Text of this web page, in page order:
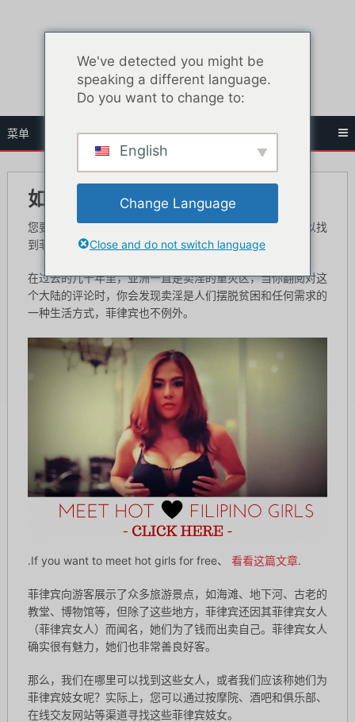
菜单
如何寻找菲律宾妓女
您要来菲律宾吗？在本指南中，您将找到在马尼拉哪里可以找
到菲律宾妓女。
在过去的几十年里，亚洲一直是卖淫的重灾区，当你翻阅对这
个大陆的评论时，你会发现卖淫是人们摆脱贫困和任何需求的
一种生活方式，菲律宾也不例外。
.If you want to meet hot girls for free、 看看这篇文章.
菲律宾向游客展示了众多旅游景点，如海滩、地下河、古老的
教堂、博物馆等，但除了这些地方，菲律宾还因其菲律宾女人
（菲律宾女人）而闻名，她们为了钱而出卖自己。菲律宾女人
确实很有魅力，她们也非常善良好客。
那么，我们在哪里可以找到这些女人，或者我们应该称她们为
菲律宾妓女呢？实际上，您可以通过按摩院、酒吧和俱乐部、
在线交友网站等渠道寻找这些菲律宾妓女。
We've detected you might be
speaking a different language.
Do you want to change to:
English
Change Language
Close and do not switch language